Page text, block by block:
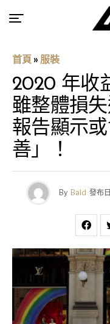
首頁 » 服裝
2020 年收
雖整體損
報告顯示
善」！
By Bald 發布